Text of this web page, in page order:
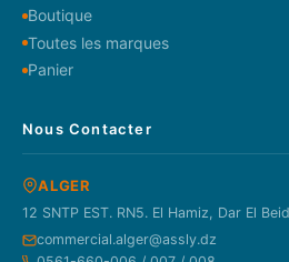
Boutique
Toutes les marques
Panier
Nous Contacter
ALGER
12 SNTP EST. RN5. El Hamiz, Dar El
commercial.alger@assly.dz